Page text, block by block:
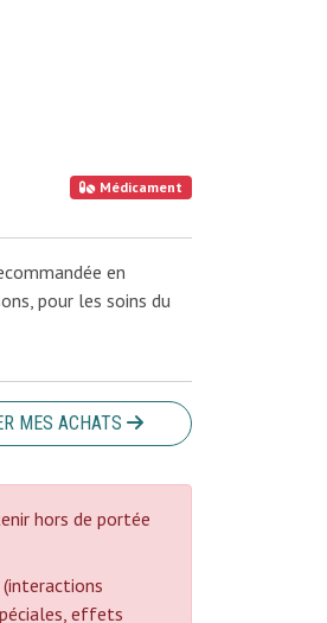
Médicament
en
pour les soins du
MES ACHATS
hors de portée
effets